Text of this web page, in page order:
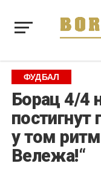
ФУДБАЛ
Борац 4/4
постигнут
у том
Вележа!“